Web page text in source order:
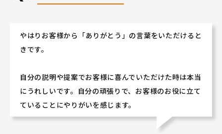
やはりお客様から「ありがとう」の言葉をいただけると
きです。
自分の説明や提案でお客様に喜んでいただけた時は本当
にうれしいです。自分の頑張りで、お客様のお役に立て
ていることにやりがいを感じます。